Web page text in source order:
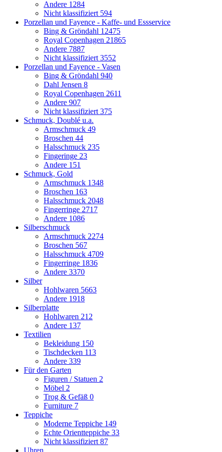
Andere 1284
Nicht klassifiziert 594
Porzellan und Fayence - Kaffe- und Essservice
Bing & Gröndahl 12475
Royal Copenhagen 21865
Andere 7887
Nicht klassifiziert 3552
Porzellan und Fayence - Vasen
Bing & Gröndahl 940
Dahl Jensen 8
Royal Copenhagen 2611
Andere 907
Nicht klassifiziert 375
Schmuck, Doublé u.a.
Armschmuck 49
Broschen 44
Halsschmuck 235
Fingeringe 23
Andere 151
Schmuck, Gold
Armschmuck 1348
Broschen 163
Halsschmuck 2048
Fingerringe 2717
Andere 1086
Silberschmuck
Armschmuck 2274
Broschen 567
Halsschmuck 4709
Fingerringe 1836
Andere 3370
Silber
Hohlwaren 5663
Andere 1918
Silberplatte
Hohlwaren 212
Andere 137
Textilien
Bekleidung 150
Tischdecken 113
Andere 339
Für den Garten
Figuren / Statuen 2
Möbel 2
Trog & Gefäß 0
Furniture 7
Teppiche
Moderne Teppiche 149
Echte Orientteppiche 33
Nicht klassifiziert 87
Uhren